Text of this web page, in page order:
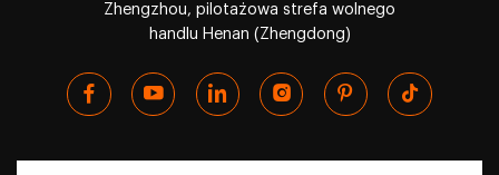
Zhengzhou, pilotażowa strefa wolnego
handlu Henan (Zhengdong)